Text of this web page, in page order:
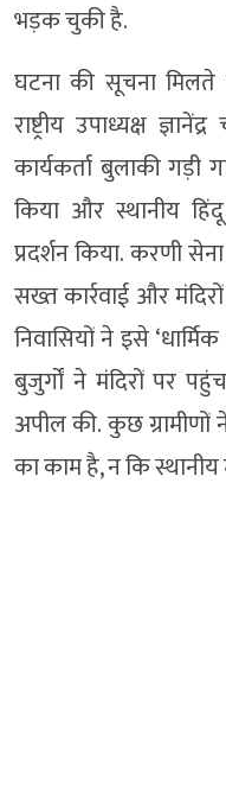
भड़क चुकी है.
घटना की सूचना
राष्ट्रीय उपाध्यक्ष
कार्यकर्ता बुलाकी गड़ी
किया और स्थानीय
प्रदर्शन किया. करणी
सख्त कार्रवाई और
निवासियों ने इसे
बुजुर्गों ने मंदिरों पर
अपील की. कुछ ग्रामीणों
का काम है, न कि